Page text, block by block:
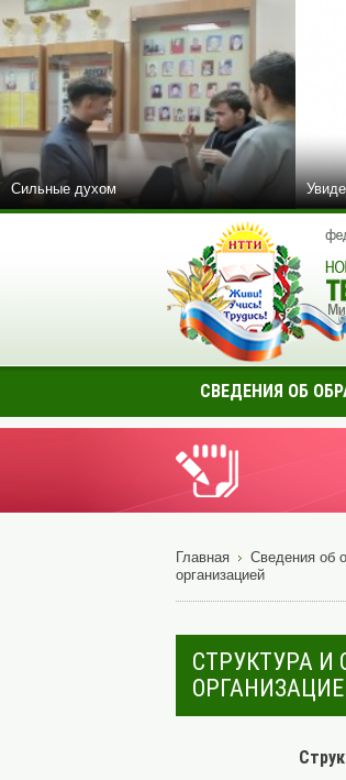
Сильные духом
СВЕДЕНИЯ ОБ
Главная Сведения об
организацией
СТРУКТУРА И